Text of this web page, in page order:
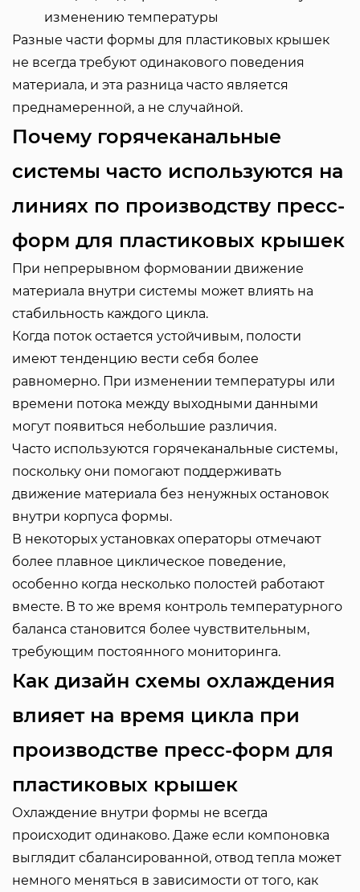
изменению температуры
Разные части формы для пластиковых крышек
не всегда требуют одинакового поведения
материала, и эта разница часто является
преднамеренной, а не случайной.
Почему горячеканальные
системы часто используются на
линиях по производству пресс-
форм для пластиковых крышек
При непрерывном формовании движение
материала внутри системы может влиять на
стабильность каждого цикла.
Когда поток остается устойчивым, полости
имеют тенденцию вести себя более
равномерно. При изменении температуры или
времени потока между выходными данными
могут появиться небольшие различия.
Часто используются горячеканальные системы,
поскольку они помогают поддерживать
движение материала без ненужных остановок
внутри корпуса формы.
В некоторых установках операторы отмечают
более плавное циклическое поведение,
особенно когда несколько полостей работают
вместе. В то же время контроль температурного
баланса становится более чувствительным,
требующим постоянного мониторинга.
Как дизайн схемы охлаждения
влияет на время цикла при
производстве пресс-форм для
пластиковых крышек
Охлаждение внутри формы не всегда
происходит одинаково. Даже если компоновка
выглядит сбалансированной, отвод тепла может
немного меняться в зависимости от того, как